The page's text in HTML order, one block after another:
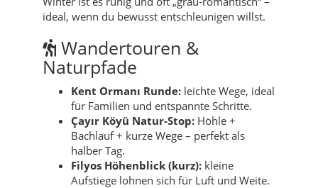
ideal, wenn du bewusst entschleunigen willst.
Wandertouren &
Naturpfade
Kent Ormanı Runde: leichte Wege, ideal
für Familien und entspannte Schritte.
Çayır Köyü Natur-Stop: Höhle +
Bachlauf + kurze Wege – perfekt als
halber Tag.
Filyos Höhenblick (kurz): kleine
Aufstiege lohnen sich für Luft und Weite.